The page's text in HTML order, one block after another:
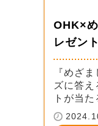
OHK×
レゼン
『めざ
ズに答
トが当